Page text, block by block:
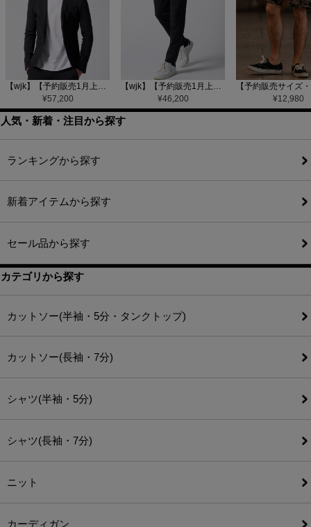
【wjk】【予約販売1月上旬～中旬入荷】function knit jacket(jacquard check) ニットジャケット(207 mw08j)
¥57,200
【wjk】【予約販売1月上旬～中旬入荷】function knit easy slacks(jacquard check) ニットイージーパンツ(504 mw08j)
¥46,200 ¥12,980
人気・新着・注目から探す
ランキングから探す
新着アイテムから探す
セール品から探す
カテゴリから探す
カットソー(半袖・5分・タンクトップ)
カットソー(長袖・7分)
シャツ(半袖・5分)
シャツ(長袖・7分)
ニット
カーディガン